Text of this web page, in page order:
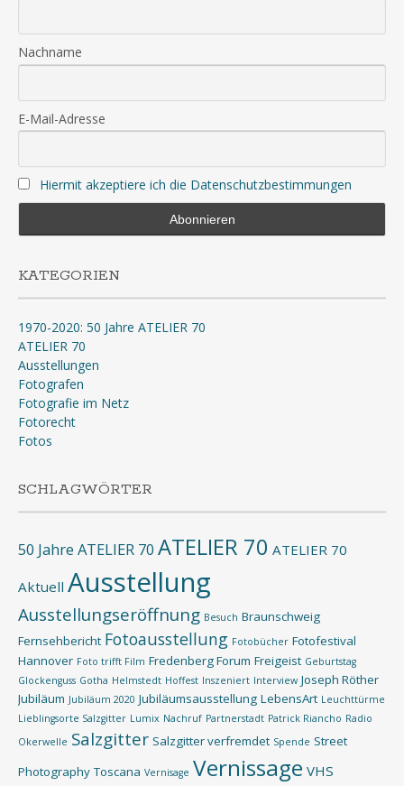
Nachname
E-Mail-Adresse
Hiermit akzeptiere ich die Datenschutzbestimmungen
KATEGORIEN
1970-2020: 50 Jahre ATELIER 70
ATELIER 70
Ausstellungen
Fotografen
Fotografie im Netz
Fotorecht
Fotos
SCHLAGWÖRTER
50 Jahre ATELIER 70 ATELIER 70 ATELIER 70
Aktuell Ausstellung
Ausstellungseröffnung Besuch Braunschweig
Fernsehbericht Fotoausstellung Fotobücher Fotofestival
Hannover Foto trifft Film Fredenberg Forum Freigeist Geburtstag
Glockenguss Gotha Helmstedt Hoffest Inszeniert Interview Joseph Röther
Jubiläum Jubiläum 2020 Jubiläumsausstellung LebensArt Leuchttürme
Lieblingsorte Salzgitter Lumix Nachruf Partnerstadt Patrick Riancho Radio
Okerwelle Salzgitter Salzgitter verfremdet Spende Street
Photography Toscana Vernisage Vernissage VHS